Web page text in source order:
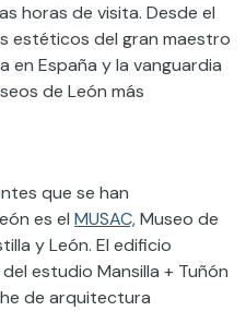
horas de visita. Desde el
estéticos del gran maestro
España y la vanguardia
de León más
que se han
es el MUSAC,Museo de
y León. El edificio
estudio Mansilla + Tuñón
de arquitectura